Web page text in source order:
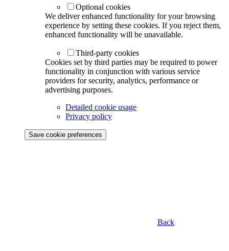
Optional cookies
We deliver enhanced functionality for your browsing
experience by setting these cookies. If you reject them,
enhanced functionality will be unavailable.
Third-party cookies
Cookies set by third parties may be required to power
functionality in conjunction with various service
providers for security, analytics, performance or
advertising purposes.
Detailed cookie usage
Privacy policy
Save cookie preferences
Back